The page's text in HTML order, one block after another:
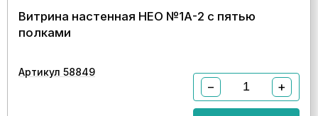
Витрина настенная НЕО №1А-2 с пятью
полками
Артикул 58849
− +